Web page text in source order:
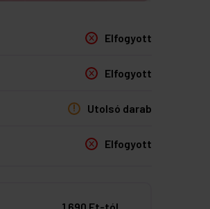
Elfogyott
Elfogyott
Utolsó darab
Elfogyott
1 690 Ft-tól